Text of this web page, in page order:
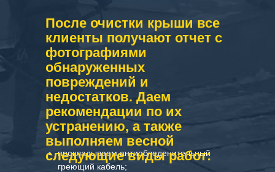
прокладываем антиобледенительный
греющий кабель;
После очистки крыши все
клиенты получают отчет с
фотографиями
обнаруженных
повреждений и
недостатков. Даем
рекомендации по их
устранению, а также
выполняем весной
следующие виды работ: